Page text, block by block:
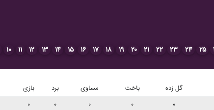
۱۰ ۱۱ ۱۲ ۱۳ ۱۴ ۱۵ ۱۶ ۱۷ ۱۸ ۱۹ ۲۰ ۲۱ ۲۲ ۲۳ ۲۴ ۲۵
بازی برد مساوی باخت گل زده
۰ ۰ ۰ ۰ ۰